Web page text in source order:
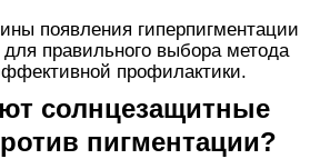
появления гиперпигментации
правильного выбора метода
профилактики.
солнцезащитные
пигментации?